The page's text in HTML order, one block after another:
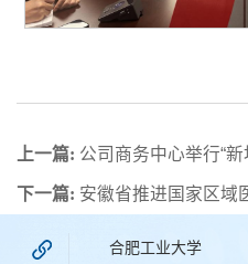
上一篇: 公司商务中心举行“
下一篇: 安徽省推进国家区域医疗中心建设现场
合肥工业大学